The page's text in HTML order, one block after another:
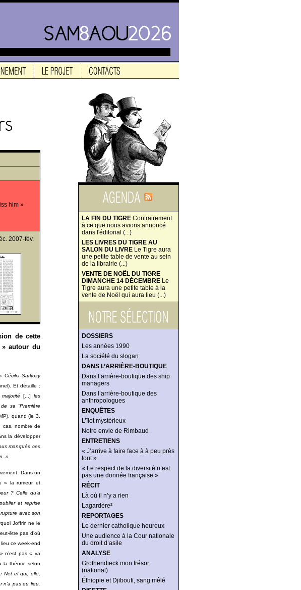
LA FIN DU TIGRE Contrairement
à ce que nous avions annoncé
dans l'éditorial (...)
LES LIVRES DU TIGRE AU
SALON DU LIVRE Le Tigre aura
une petite table de vente au sein
de la librairie (...)
VENTE DE NOËL DU TIGRE
DIMANCHE 14 DÉCEMBRE Le
Tigre aura une petite table à la
vente de Noël qui aura lieu (...)
DOSSIERS
Les années 1990
La société du slogan
DANS L’ARRIÈRE-BOUTIQUE
Dans l’arrière-boutique des ship
managers
Dans l’arrière-boutique des
anthropologues
ENQUÊTES
L’îlot mystérieux
Notre envie de Rimbaud
ENTRETIENS
« J’arrive à faire face à à peu près
tout »
« Le respect de la diversité n’est
pas une donnée française »
RÉCIT
Là où il n’y a rien
Lagardère²
REPORTAGES
Le dernier catholique heureux
Une audience à la Cour nationale
du droit d’asile
ANALYSE
Grothendieck mon trésor
(national)
Éthiopie et Djibouti, sang mêlé
him »
2007-fév.
de cette
autour du
Cécilia Sarkozy
Et détaille :
[...] les
sa “Première
quand (le 3,
cas, nombre de
la développer
manqués ces
»
Dans un
« la rumeur et
? Celle qu’a
et reprise
avec son
Joffrin ne le
être pas d’où
ce week-end
n’est pas « va
la théorie selon
Net et qui, elle,
pas eu lieu.